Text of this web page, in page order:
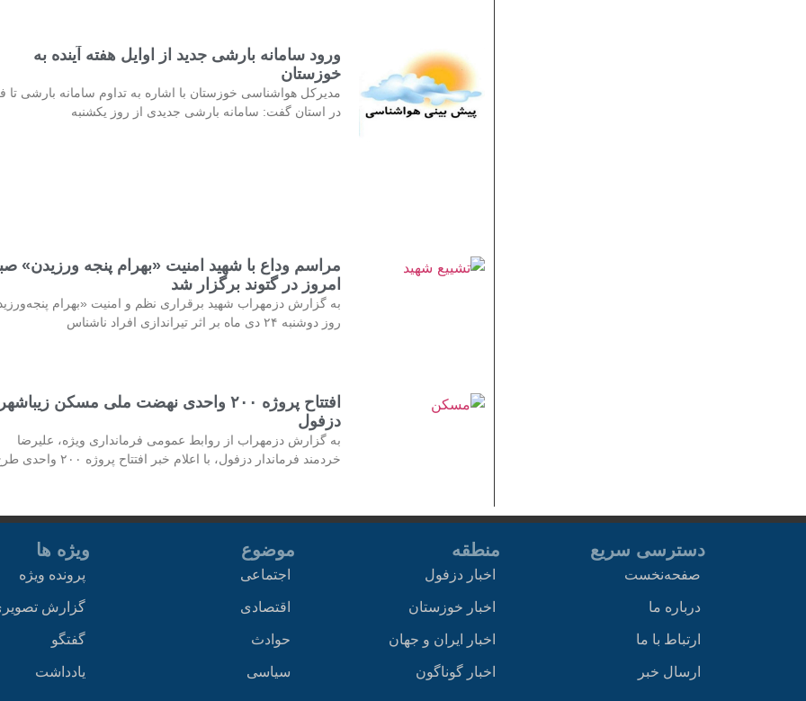
ورود سامانه بارشی جدید از اوایل هفته آینده به
خوزستان
مدیرکل هواشناسی خوزستان با اشاره به تداوم سامانه بارشی تا
در استان گفت: سامانه بارشی جدیدی از روز یکشنبه
مراسم وداع با شهید امنیت «بهرام پنجه ورزیدن»
امروز در گتوند برگزار شد
به گزارش دزمهراب شهید برقراری نظم و امنیت «بهرام
روز دوشنبه ۲۴ دی ماه بر اثر تیراندازی افراد ناشناس
افتتاح پروژه ۲۰۰ واحدی نهضت ملی مسکن
دزفول
به گزارش دزمهراب از روابط عمومی فرمانداری ویژه، علیرضا
خردمند فرماندار دزفول، با اعلام خبر افتتاح پروژه ۲۰۰ واحدی طرح
دسترسی سریع
صفحه‌نخست
درباره ما
ارتباط با ما
ارسال خبر
منطقه
اخبار دزفول
اخبار خوزستان
اخبار ایران و جهان
اخبار گوناگون
موضوع
اجتماعی
اقتصادی
حوادث
سیاسی
ویژه ها
پرونده ویژه
گزارش
گفتگو
یادداشت